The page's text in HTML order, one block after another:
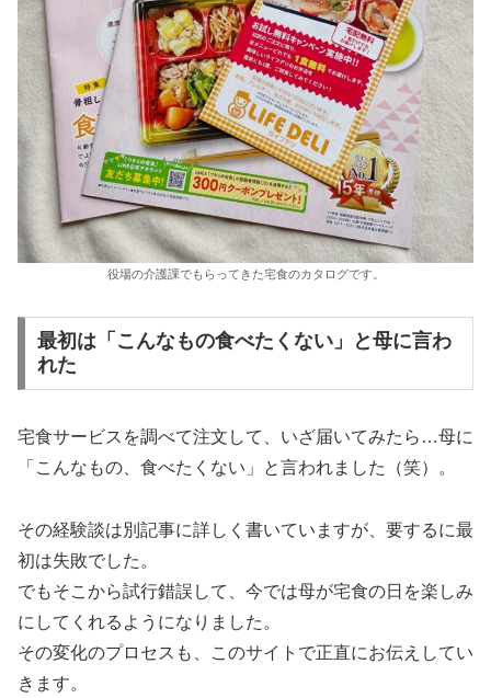
役場の介護課でもらってきた宅食のカタログです。
最初は「こんなもの食べたくない」と母に言わ
れた
宅食サービスを調べて注文して、いざ届いてみたら…母に
「こんなもの、食べたくない」と言われました（笑）。
その経験談は別記事に詳しく書いていますが、要するに最
初は失敗でした。
でもそこから試行錯誤して、今では母が宅食の日を楽しみ
にしてくれるようになりました。
その変化のプロセスも、このサイトで正直にお伝えしてい
きます。